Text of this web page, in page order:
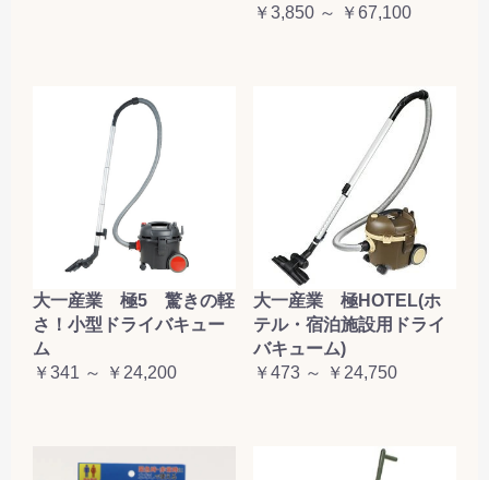
￥3,850 ～ ￥67,100
大一産業 極5 驚きの軽
さ！小型ドライバキュー
ム
￥341 ～ ￥24,200
大一産業 極HOTEL(ホ
テル・宿泊施設用ドライ
バキューム)
￥473 ～ ￥24,750